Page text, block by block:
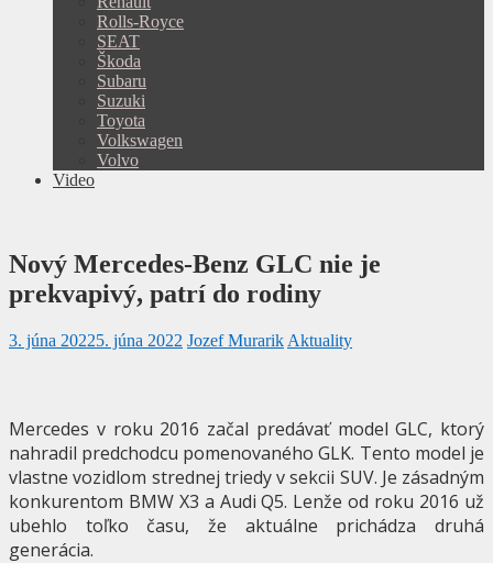
Rolls-Royce
SEAT
Škoda
Subaru
Suzuki
Toyota
Volkswagen
Volvo
Video
Nový Mercedes-Benz GLC nie je
prekvapivý, patrí do rodiny
3. júna 20225. júna 2022 Jozef Murarik Aktuality
Mercedes v roku 2016 začal predávať model GLC, ktorý
nahradil predchodcu pomenovaného GLK. Tento model je
vlastne vozidlom strednej triedy v sekcii SUV. Je zásadným
konkurentom BMW X3 a Audi Q5. Lenže od roku 2016 už
ubehlo toľko času, že aktuálne prichádza druhá
generácia.